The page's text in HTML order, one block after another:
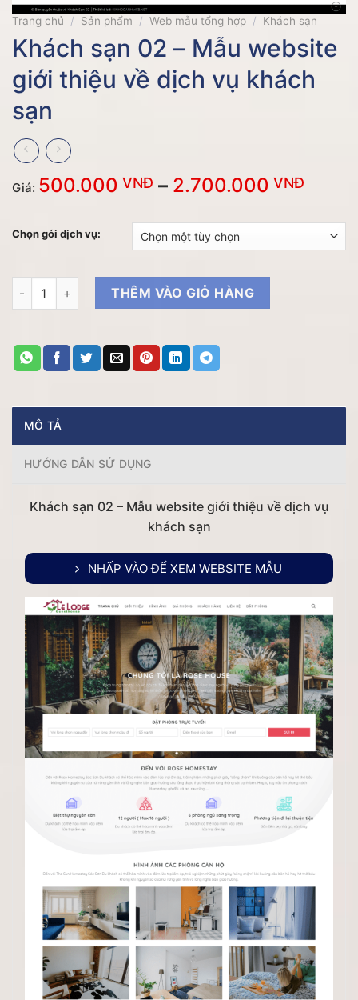
Trang chủ / Sản phẩm / Web mẫu tổng hợp / Khách sạn
Khách sạn 02 – Mẫu website
giới thiệu về dịch vụ khách
sạn
Giá: 500.000 VNĐ – 2.700.000 VNĐ
từ
Chọn gói dịch vụ:
Khách sạn 02 - Mẫu website giới thiệu về dịch vụ khách sạn
THÊM VÀO GIỎ HÀNG
MÔ TẢ
HƯỚNG DẪN SỬ DỤNG
Khách sạn 02 – Mẫu website giới thiệu về dịch vụ
khách sạn
NHẤP VÀO ĐỂ XEM WEBSITE MẪU